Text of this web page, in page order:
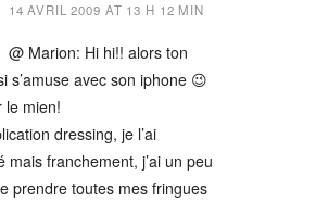
14 AVRIL 2009 AT 13 H 12 MIN
@ Marion: Hi hi!! alors ton
s’amuse avec son iphone 😉
le mien!
dressing, je l’ai
mais franchement, j’ai un peu
prendre toutes mes fringues